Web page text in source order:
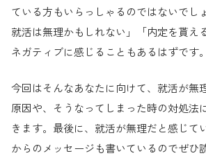
ている方もいらっしゃるのではないでし
就活は無理かもしれない」「内定を貰え
ネガティブに感じることもあるはずです。
今回はそんなあなたに向けて、就活が無
原因や、そうなってしまった時の対処法
きます。最後に、就活が無理だと感じて
からのメッセージも書いているのでぜひ